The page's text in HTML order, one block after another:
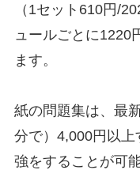
（1セット610円/
ュールごとに1220
ます。
紙の問題集は、最
分で）4,000円以
強をすることが可能